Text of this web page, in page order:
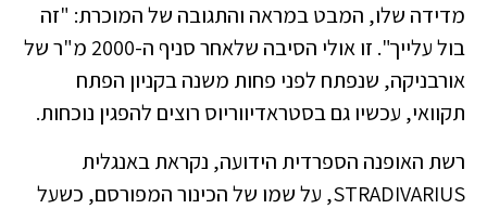
מדידה שלו, המבט במראה והתגובה של המוכרת: "זה
בול עלייך". זו אולי הסיבה שלאחר סניף ה-2000 מ"ר של
אורבניקה, שנפתח לפני פחות משנה בקניון הפתח
תקוואי, עכשיו גם בסטראדיווריוס רוצים להפגין נוכחות.
רשת האופנה הספרדית הידועה, נקראת באנגלית
STRADIVARIUS, על שמו של הכינור המפורסם, כשעל